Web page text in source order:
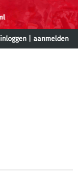
inloggen aanmelden